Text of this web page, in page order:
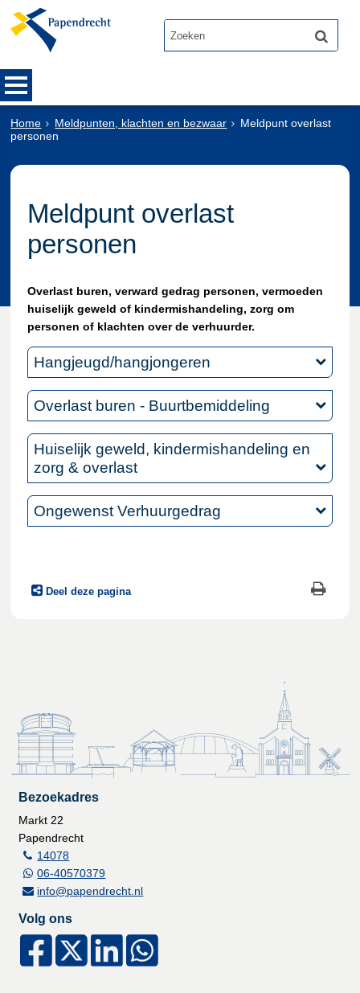
Home Meldpunten, klachten en bezwaar
Meldpunt overlast
personen
Meldpunt overlast
personen
Overlast buren, verward gedrag personen, vermoeden
huiselijk geweld of kindermishandeling, zorg om
personen of klachten over de verhuurder.
Hangjeugd/hangjongeren
Overlast buren - Buurtbemiddeling
Huiselijk geweld, kindermishandeling en
zorg & overlast
Ongewenst Verhuurgedrag
Deel deze pagina
Bezoekadres
Markt 22
Papendrecht
14078
06-40570379
info@papendrecht.nl
Volg ons